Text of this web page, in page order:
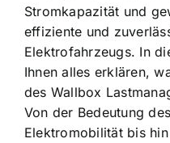
Stromkapazität und
effiziente und
Elektrofahrzeugs. In
Ihnen alles erklären,
des Wallbox
Von der Bedeutung
Elektromobilität bis